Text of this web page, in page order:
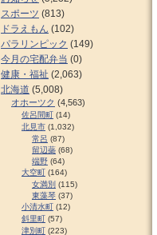
スポーツ (813)
ドラえもん (102)
パラリンピック (149)
今月の宅配弁当 (0)
健康・福祉 (2,063)
北海道 (5,008)
オホーツク (4,563)
佐呂間町 (14)
北見市 (1,032)
常呂 (87)
留辺蘂 (68)
端野 (64)
大空町 (164)
女満別 (115)
東藻琴 (37)
小清水町 (12)
斜里町 (57)
津別町 (223)